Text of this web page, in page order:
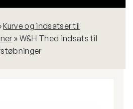
Kurve og indsatser til
» W&H Thed indsats til